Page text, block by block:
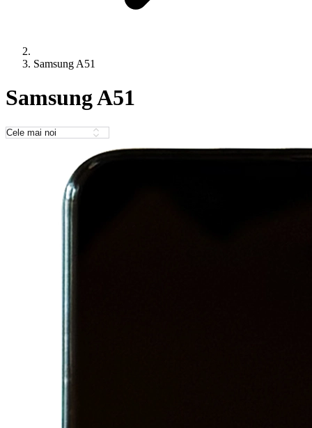
Samsung A51
Samsung A51